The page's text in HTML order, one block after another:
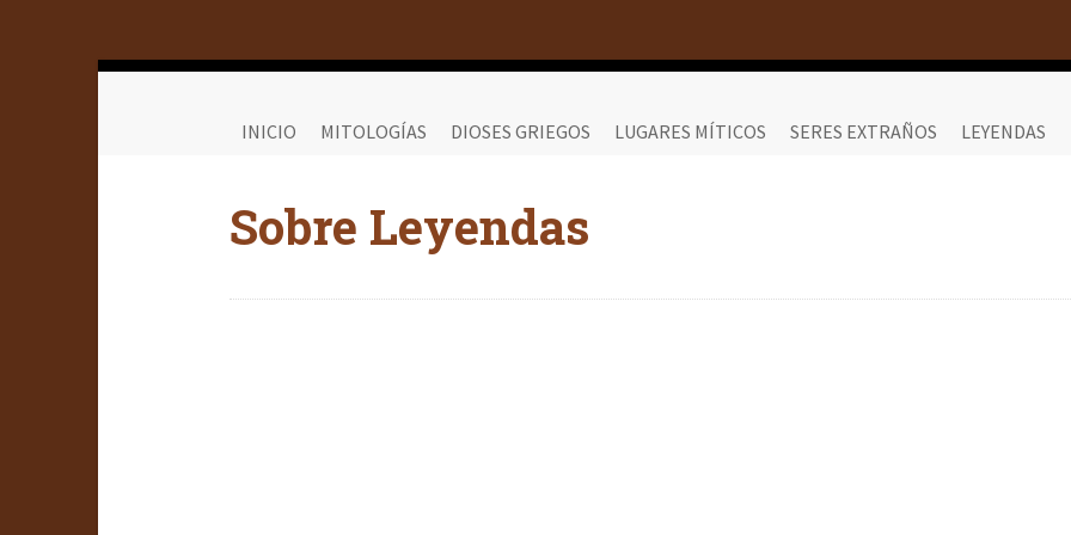
INICIO MITOLOGÍAS DIOSES GRIEGOS LUGARES MÍTICOS SERES EXTRAÑOS LEYENDAS
Sobre Leyendas